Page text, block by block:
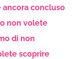
ancora concluso
non volete
di non
scoprire